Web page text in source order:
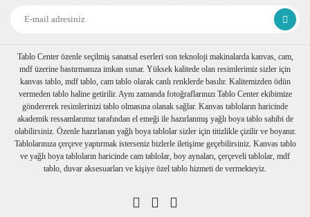
Tablo Center özenle seçilmiş sanatsal eserleri son teknoloji makinalarda kanvas, cam,
mdf üzerine bastırmanıza imkan sunar. Yüksek kalitede olan resimlerimiz sizler için
kanvas tablo, mdf tablo, cam tablo olarak canlı renklerde basılır. Kalitemizden ödün
vermeden tablo haline getirilir. Aynı zamanda fotoğraflarınızı Tablo Center ekibimize
göndererek resimlerinizi tablo olmasına olanak sağlar. Kanvas tabloların haricinde
akademik ressamlarımız tarafından el emeği ile hazırlanmış yağlı boya tablo sahibi de
olabilirsiniz. Özenle hazırlanan yağlı boya tablolar sizler için titizlikle çizilir ve boyanır.
Tablolarınıza çerçeve yaptırmak isterseniz bizlerle iletişime geçebilirsiniz. Kanvas tablo
ve yağlı boya tabloların haricinde cam tablolar, boy aynaları, çerçeveli tablolar, mdf
tablo, duvar aksesuarları ve kişiye özel tablo hizmeti de vermekteyiz.